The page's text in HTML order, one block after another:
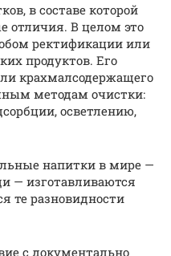
в составе которой
отличия. В целом это
ректификации или
продуктов. Его
крахмалсодержащего
методам очистки:
осветлению,
напитки в мире —
— изготавливаются
те разновидности
с документально